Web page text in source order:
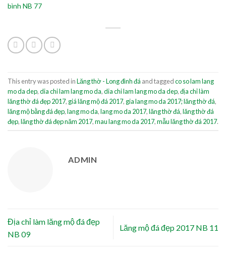
bình NB 77
This entry was posted inLăng thờ - Long đình đá and taggedco so lam lang
mo da dep,dia chi lam lang mo da,dia chi lam lang mo da dep,địa chỉ làm
lăng thờ đá đẹp 2017, giá lăng mộ đá 2017, gia lang mo da 2017; lăng thờ đá,
lăng mộ bằng đá đẹp,lang mo da,lang mo da 2017,lăng thờ đá,lăng thờ đá
đẹp,lăng thờ đá đẹp năm 2017,mau lang mo da 2017,mẫu lăng thờ đá 2017.
ADMIN
Địa chỉ làm lăng mộ đá đẹp
NB 09
Lăng mộ đá đẹp 2017 NB 11